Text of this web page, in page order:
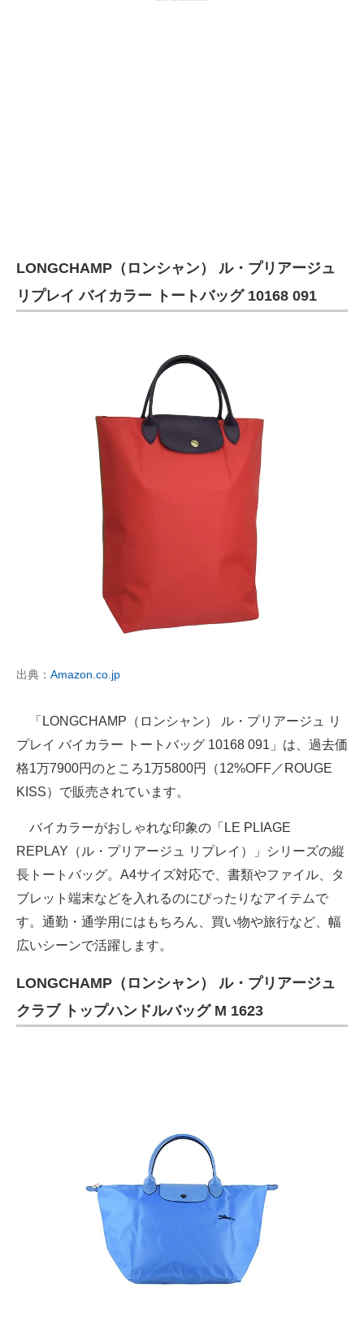
LONGCHAMP（ロンシャン） ル・プリアージュ
リプレイ バイカラー トートバッグ 10168 091
出典： Amazon.co.jp
「LONGCHAMP（ロンシャン） ル・プリアージュ リ
プレイ バイカラー トートバッグ 10168 091」は、過去価
格1万7900円のところ1万5800円（12%OFF／ROUGE
KISS）で販売されています。
バイカラーがおしゃれな印象の「LE PLIAGE
REPLAY（ル・プリアージュ リプレイ）」シリーズの縦
長トートバッグ。A4サイズ対応で、書類やファイル、タ
ブレット端末などを入れるのにぴったりなアイテムで
す。通勤・通学用にはもちろん、買い物や旅行など、幅
広いシーンで活躍します。
LONGCHAMP（ロンシャン） ル・プリアージュ
クラブ トップハンドルバッグ M 1623